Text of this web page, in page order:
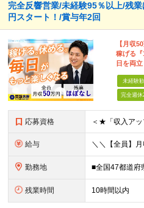
完全反響営業/未経験95％以上/残
円スタート！/賞与年2回
【月収
稼げる
日を両立
未経験
完全週休
応募資格
給与
勤務地
残業時間 10時間以内